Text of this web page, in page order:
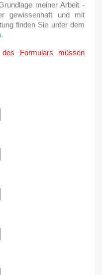
meiner Arbeit -
gewissenhaft und mit
finden Sie unter dem
.
Formulars müssen